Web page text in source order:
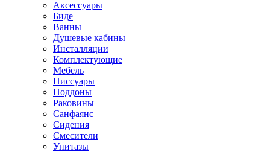
Аксессуары
Биде
Ванны
Душевые кабины
Инсталляции
Комплектующие
Мебель
Писсуары
Поддоны
Раковины
Санфаянс
Сидения
Смесители
Унитазы